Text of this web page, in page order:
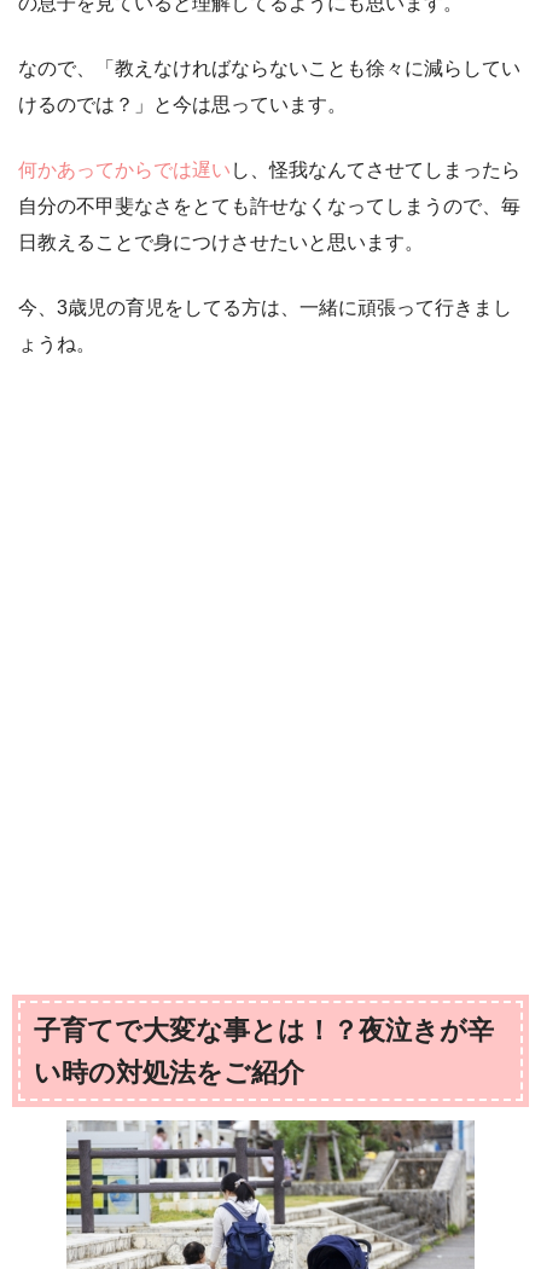
なので、「教えなければならないことも徐々に減らしてい
けるのでは？」と今は思っています。
何かあってからでは遅い し、怪我なんてさせてしまったら
自分の不甲斐なさをとても許せなくなってしまうので、毎
日教えることで身につけさせたいと思います。
今、3歳児の育児をしてる方は、一緒に頑張って行きまし
ょうね。
子育てで大変な事とは！？夜泣きが辛
い時の対処法をご紹介